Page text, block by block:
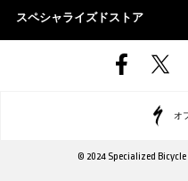
スペシャライズドストア
オ
© 2024 Specialized